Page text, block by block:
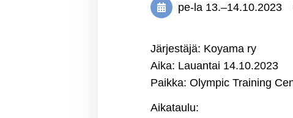
pe-la 13.–14.10.2023
Järjestäjä: Koyama ry
Aika: Lauantai 14.10.2023
Paikka: Olympic Training
Aikataulu: